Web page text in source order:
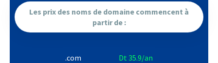
Les prix des noms de domaine commencent à
partir de :
.com Dt 35.9/an